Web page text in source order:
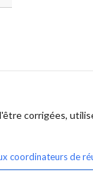
corrigées,
coordinateurs de